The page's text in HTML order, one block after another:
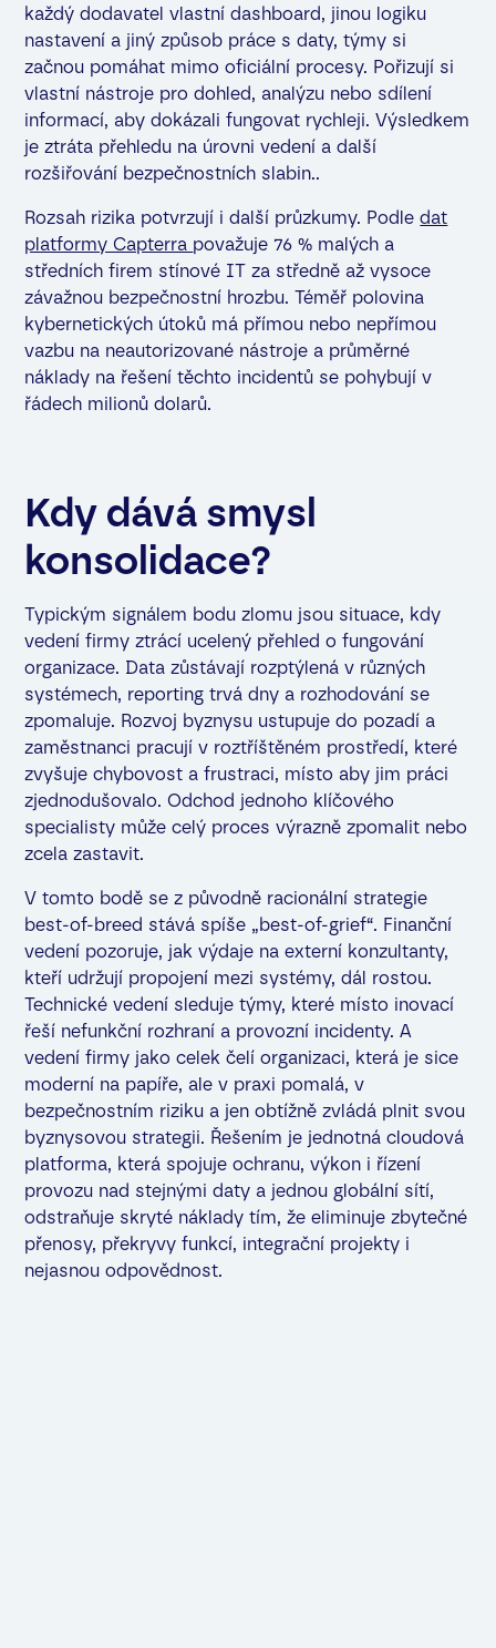
každý dodavatel vlastní dashboard, jinou logiku
nastavení a jiný způsob práce s daty, týmy si
začnou pomáhat mimo oficiální procesy. Pořizují si
vlastní nástroje pro dohled, analýzu nebo sdílení
informací, aby dokázali fungovat rychleji. Výsledkem
je ztráta přehledu na úrovni vedení a další
rozšiřování bezpečnostních slabin..
Rozsah rizika potvrzují i další průzkumy. Podledat
platformy Capterra považuje 76 % malých a
středních firem stínové IT za středně až vysoce
závažnou bezpečnostní hrozbu. Téměř polovina
kybernetických útoků má přímou nebo nepřímou
vazbu na neautorizované nástroje a průměrné
náklady na řešení těchto incidentů se pohybují v
řádech milionů dolarů.
Kdy dává smysl
konsolidace?
Typickým signálem bodu zlomu jsou situace, kdy
vedení firmy ztrácí ucelený přehled o fungování
organizace. Data zůstávají rozptýlená v různých
systémech, reporting trvá dny a rozhodování se
zpomaluje. Rozvoj byznysu ustupuje do pozadí a
zaměstnanci pracují v roztříštěném prostředí, které
zvyšuje chybovost a frustraci, místo aby jim práci
zjednodušovalo. Odchod jednoho klíčového
specialisty může celý proces výrazně zpomalit nebo
zcela zastavit.
V tomto bodě se z původně racionální strategie
best-of-breed stává spíše „best-of-grief“. Finanční
vedení pozoruje, jak výdaje na externí konzultanty,
kteří udržují propojení mezi systémy, dál rostou.
Technické vedení sleduje týmy, které místo inovací
řeší nefunkční rozhraní a provozní incidenty. A
vedení firmy jako celek čelí organizaci, která je sice
moderní na papíře, ale v praxi pomalá, v
bezpečnostním riziku a jen obtížně zvládá plnit svou
byznysovou strategii. Řešením je jednotná cloudová
platforma, která spojuje ochranu, výkon i řízení
provozu nad stejnými daty a jednou globální sítí,
odstraňuje skryté náklady tím, že eliminuje zbytečné
přenosy, překryvy funkcí, integrační projekty i
nejasnou odpovědnost.